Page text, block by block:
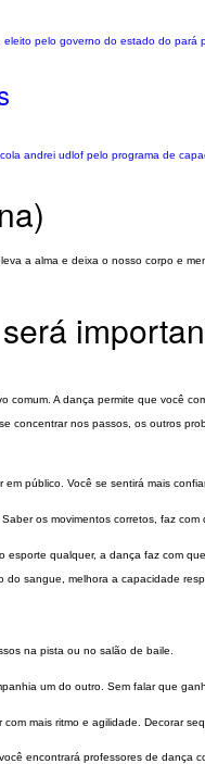
pelo governo do estado do
andrei udlof pelo programa de
a alma e deixa o nosso corpo e
A dança permite que você
concentrar nos passos, os outros
público. Você se sentirá mais
os movimentos corretos, faz
qualquer, a dança faz com
sangue, melhora a capacidade
na pista ou no salão de baile.
um do outro. Sem falar que
mais ritmo e agilidade. Decorar
encontrará professores de dança